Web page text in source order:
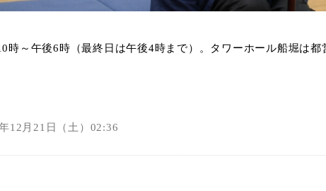
時～午後6 時（最終日は午後4時まで）。 タワーホール船堀は都
12月21日（土）02:36